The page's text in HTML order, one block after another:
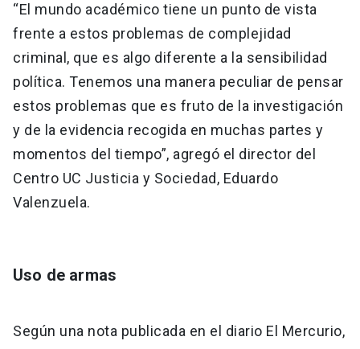
“El mundo académico tiene un punto de vista
frente a estos problemas de complejidad
criminal, que es algo diferente a la sensibilidad
política. Tenemos una manera peculiar de pensar
estos problemas que es fruto de la investigación
y de la evidencia recogida en muchas partes y
momentos del tiempo”, agregó el director del
Centro UC Justicia y Sociedad, Eduardo
Valenzuela.
Uso de armas
Según una nota publicada en el diario El Mercurio,